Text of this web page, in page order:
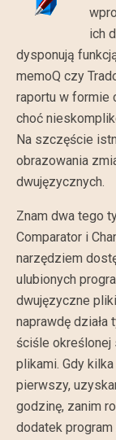
ich
dysponują
memoQ czy
raportu w formie
choć
Na szczęście
obrazowania
dwujęzycznych.
Znam dwa tego
Comparator i
narzędziem
ulubionych
dwujęzyczne
naprawdę działa
ściśle
plikami. Gdy
pierwszy,
godzinę, zanim
dodatek